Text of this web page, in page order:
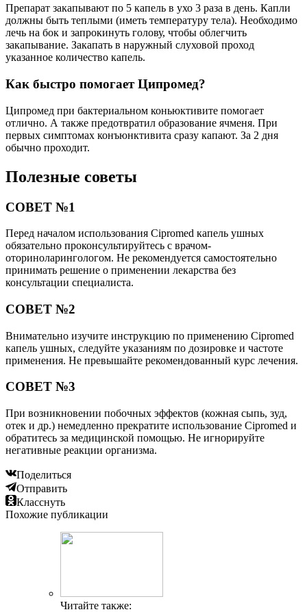
Препарат закапывают по 5 капель в ухо 3 раза в день. Капли
должны быть теплыми (иметь температуру тела). Необходимо
лечь на бок и запрокинуть голову, чтобы облегчить
закапывание. Закапать в наружный слуховой проход
указанное количество капель.
Как быстро помогает Ципромед?
Ципромед при бактериальном коньюктивите помогает
отлично. А также предотвратил образование ячменя. При
первых симптомах конъюнктивита сразу капают. За 2 дня
обычно проходит.
Полезные советы
СОВЕТ №1
Перед началом использования Cipromed капель ушных
обязательно проконсультируйтесь с врачом-
оториноларингологом. Не рекомендуется самостоятельно
принимать решение о применении лекарства без
консультации специалиста.
СОВЕТ №2
Внимательно изучите инструкцию по применению Cipromed
капель ушных, следуйте указаниям по дозировке и частоте
применения. Не превышайте рекомендованный курс лечения.
СОВЕТ №3
При возникновении побочных эффектов (кожная сыпь, зуд,
отек и др.) немедленно прекратите использование Cipromed и
обратитесь за медицинской помощью. Не игнорируйте
негативные реакции организма.
Поделиться
Отправить
Класснуть
Похожие публикации
Читайте также: